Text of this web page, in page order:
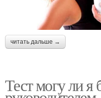
читать дальше →
Тест могу ли я